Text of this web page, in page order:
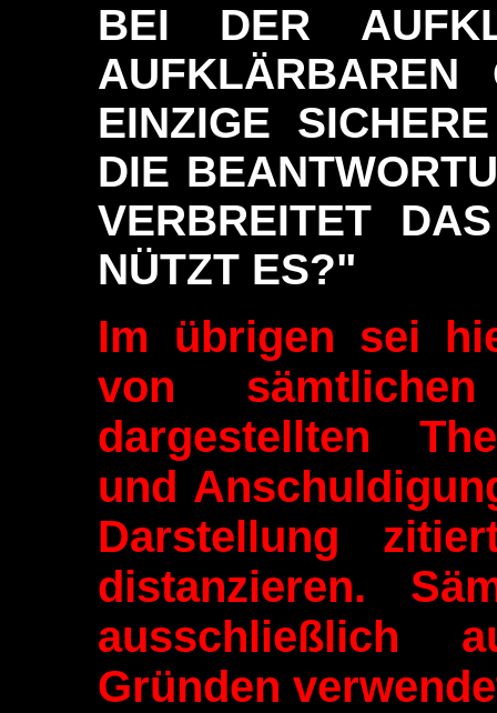
BEI DER
AUFKLÄRBAREN
EINZIGE
DIE
VERBREITET
NÜTZT ES?"
Im übrigen sei
von
dargestellten
und
Darstellung
distanzieren.
ausschließlich
Gründen